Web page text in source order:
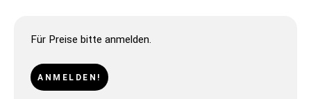
Für Preise bitte anmelden.
ANMELDEN!